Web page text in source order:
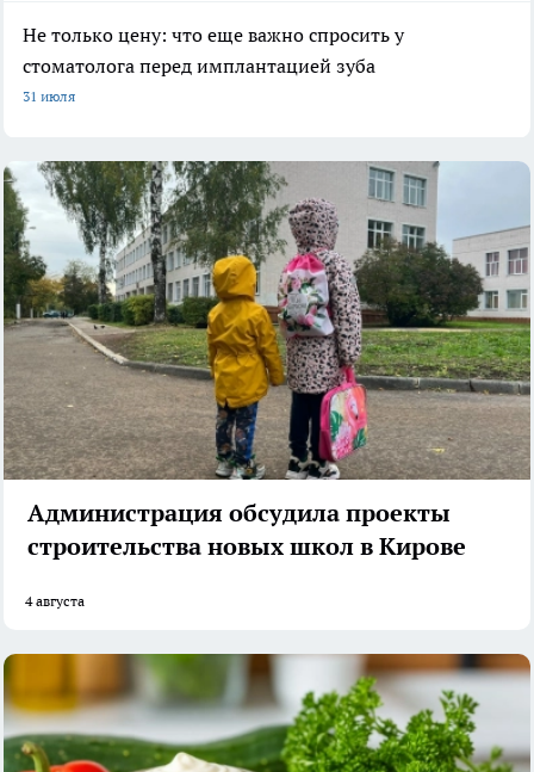
Не только цену: что еще важно спросить у
стоматолога перед имплантацией зуба
31 июля
Администрация обсудила проекты
строительства новых школ в Кирове
4 августа